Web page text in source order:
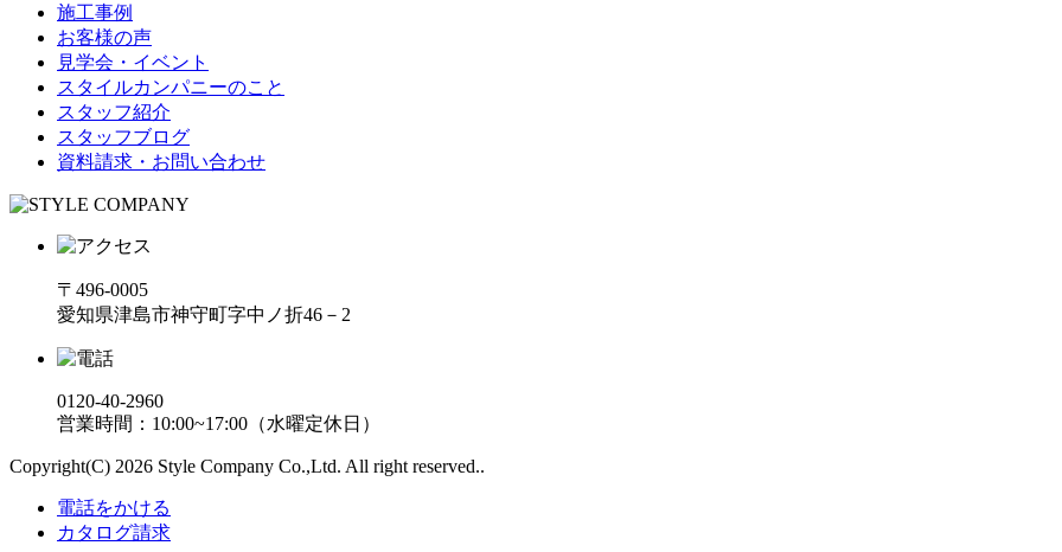
施工事例
お客様の声
見学会・イベント
スタイルカンパニーのこと
スタッフ紹介
スタッフブログ
資料請求・お問い合わせ
〒496-0005
愛知県津島市神守町字中ノ折46－2
0120-40-2960
営業時間：10:00~17:00（水曜定休日）
Copyright(C) 2026 Style Company Co.,Ltd. All right reserved..
電話をかける
カタログ請求